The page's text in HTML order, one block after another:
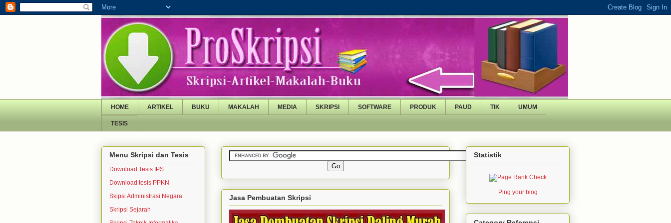
HOME ARTIKEL BUKU MAKALAH MEDIA SKRIPSI SOFTWARE PRODUK PAUD TIK UMUM
TESIS
Jasa Pembuatan Skripsi
Menu Skripsi dan Tesis
Download Tesis IPS
Download tesis PPKN
Skipsi Administrasi Negara
Skripsi Sejarah
Statistik
Ping your blog